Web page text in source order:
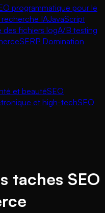
programmatique pour le
IAJavaScript
des fichiers logA/B testing
SERP Domination
et beautéSEO
et high-techSEO
taches SEO